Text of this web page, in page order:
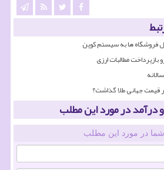
فروشگاه ها به سیستم کوپن
بازپرداخت مطالبات ارزی
قیمت جهانی طلا گذاشت؟
درآمد در مورد این مطلب
در مورد این مطلب